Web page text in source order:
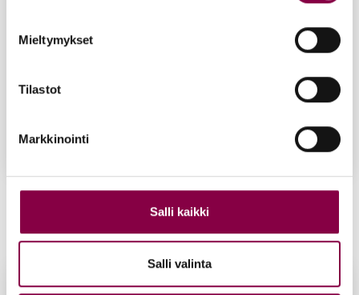
Mieltymykset
Tilastot
Markkinointi
Salli kaikki
Salli valinta
Iloi­set var­paat Rau­ha – jal­ka­voi­de 60 ml
Lisää ostoskoriin